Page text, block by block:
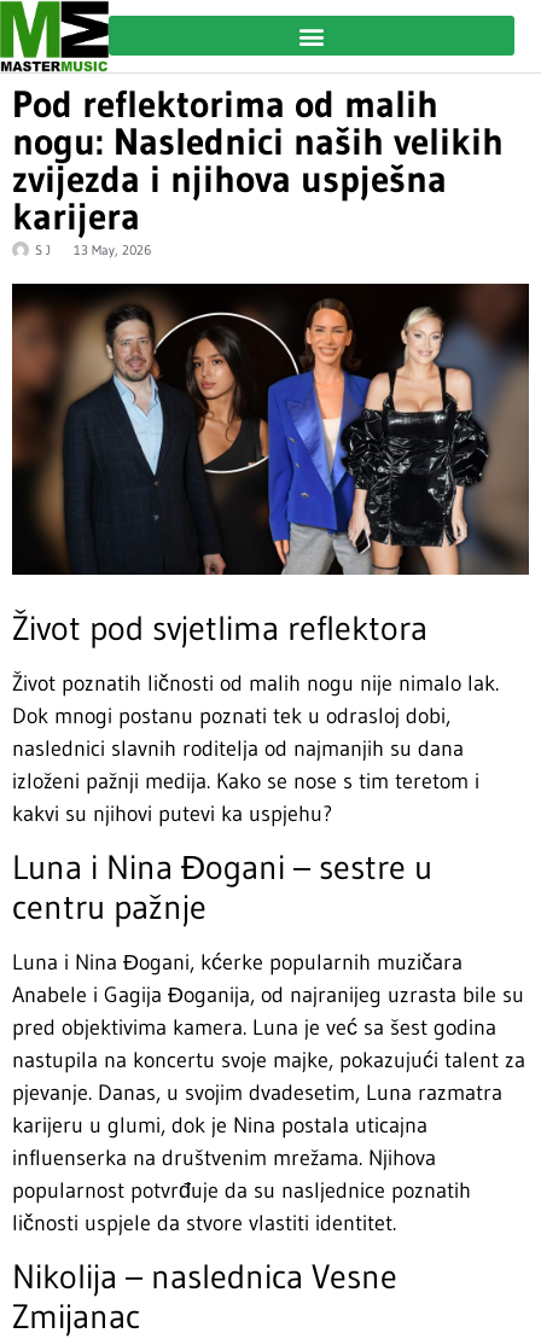
Pod reflektorima od malih
nogu: Naslednici naših velikih
zvijezda i njihova uspješna
karijera
S J 13 May, 2026
Život pod svjetlima reflektora
Život poznatih ličnosti od malih nogu nije nimalo lak.
Dok mnogi postanu poznati tek u odrasloj dobi,
naslednici slavnih roditelja od najmanjih su dana
izloženi pažnji medija. Kako se nose s tim teretom i
kakvi su njihovi putevi ka uspjehu?
Luna i Nina Đogani – sestre u
centru pažnje
Luna i Nina Đogani, kćerke popularnih muzičara
Anabele i Gagija Đoganija, od najranijeg uzrasta bile su
pred objektivima kamera. Luna je već sa šest godina
nastupila na koncertu svoje majke, pokazujući talent za
pjevanje. Danas, u svojim dvadesetim, Luna razmatra
karijeru u glumi, dok je Nina postala uticajna
influenserka na društvenim mrežama. Njihova
popularnost potvrđuje da su nasljednice poznatih
ličnosti uspjele da stvore vlastiti identitet.
Nikolija – naslednica Vesne
Zmijanac